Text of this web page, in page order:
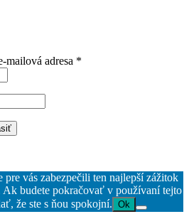
mailová adresa *
pre vás zabezpečili ten najlepší zážitok
Ak budete pokračovať v používaní tejto
že ste s ňou spokojní. Ok